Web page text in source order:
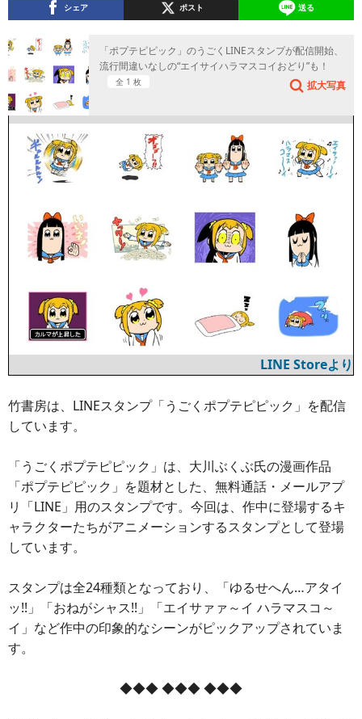
シェア ポスト 送る
「ポプテピピック」のうごくLINEスタンプが配信開始、
流行間違いなしの“エイサイハラマスコイおどり”も！
全 1 枚 拡大写真
LINE Storeより
竹書房は、LINEスタンプ「うごくポプテピピック」を配信
しています。
「うごくポプテピピック」は、大川ぶくぶ氏の漫画作品
「ポプテピピック」を題材とした、無料通話・メールアプ
リ「LINE」用のスタンプです。今回は、作中に登場するキ
ャラクターたちがアニメーションするスタンプとして登場
しています。
スタンプは全24種類となっており、「ゆるせへん…アタイ
ッ!!」「おねがシャス!!」「エイサァァ～イ ハラマスコ～
イ」など作中の印象的なシーンがピックアップされていま
す。
◆◆◆ ◆◆◆ ◆◆◆